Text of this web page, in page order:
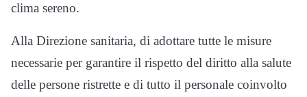
clima sereno.
Alla Direzione sanitaria, di adottare tutte le misure
necessarie per garantire il rispetto del diritto alla salute
delle persone ristrette e di tutto il personale coinvolto